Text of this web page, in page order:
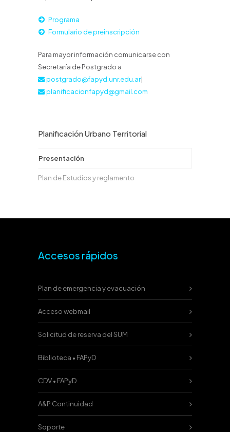
Programa
Formulario de preinscripción
Para mayor información comunicarse con
Secretaría de Postgrado a
postgrado@fapyd.unr.edu.ar|
planificacionfapyd@gmail.com
Planificación Urbano Territorial
Presentación
Plan de Estudios y reglamento
Accesos rápidos
Plan de emergencia y evacuación
Acceso webmail
Solicitud de reserva del SUM
Biblioteca • FAPyD
CDV • FAPyD
A&P Continuidad
Soporte